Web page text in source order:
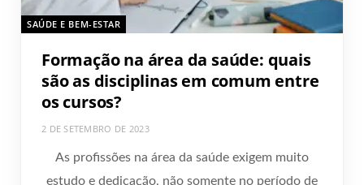
SAÚDE E BEM-ESTAR
Formação na área da saúde: quais
são as disciplinas em comum entre
os cursos?
2 DE SETEMBRO DE 2023
As profissões na área da saúde exigem muito
estudo e dedicação, não somente no período de